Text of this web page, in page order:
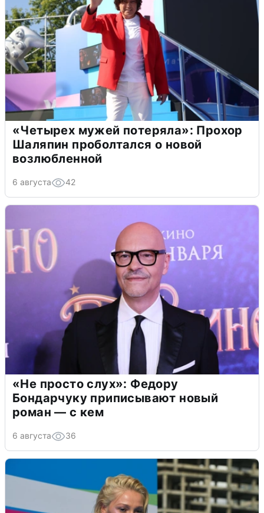
«Четырех мужей потеряла»: Прохор
Шаляпин проболтался о новой
возлюбленной
6 августа 42
«Не просто слух»: Федору
Бондарчуку приписывают новый
роман — с кем
6 августа 36